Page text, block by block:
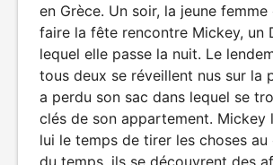
en Grèce. Un soir, la jeune femme
faire la fête rencontre Mickey, un
lequel elle passe la nuit. Le
tous deux se réveillent nus sur la
a perdu son sac dans lequel se
clés de son appartement. Mickey
lui le temps de tirer les choses au
du temps, ils se découvrent des